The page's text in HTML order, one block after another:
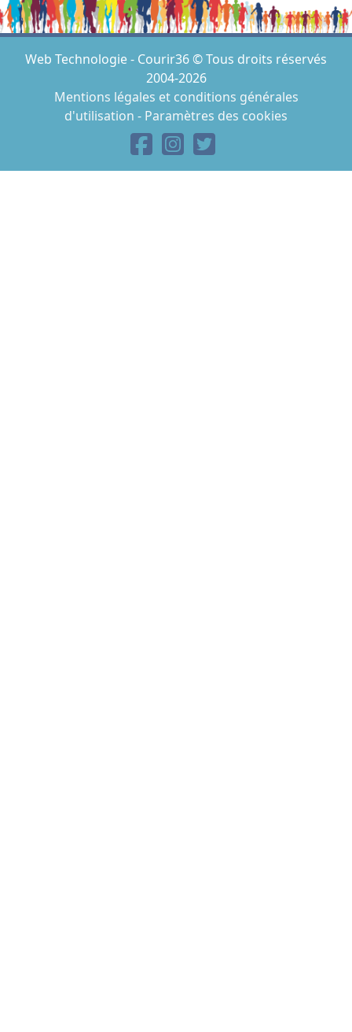
Web Technologie - Courir36 © Tous droits réservés
2004-2026
Mentions légales et conditions générales
d'utilisation - Paramètres des cookies